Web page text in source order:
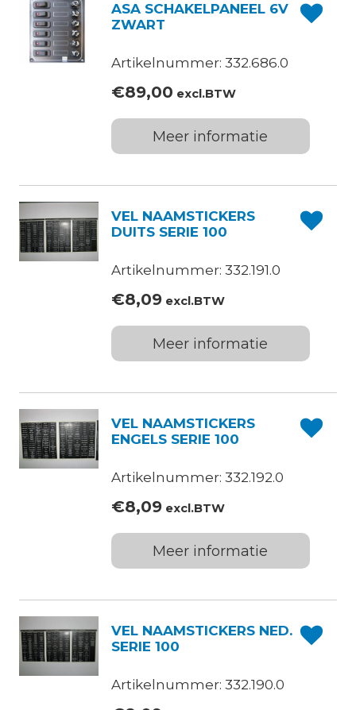
ASA SCHAKELPANEEL 6V
ZWART
Artikelnummer: 332.686.0
€89,00 excl.BTW
Meer informatie
VEL NAAMSTICKERS
DUITS SERIE 100
Artikelnummer: 332.191.0
€8,09excl.BTW
Meer informatie
VEL NAAMSTICKERS
ENGELS SERIE 100
Artikelnummer: 332.192.0
€8,09excl.BTW
Meer informatie
VEL NAAMSTICKERS NED.
SERIE 100
Artikelnummer: 332.190.0